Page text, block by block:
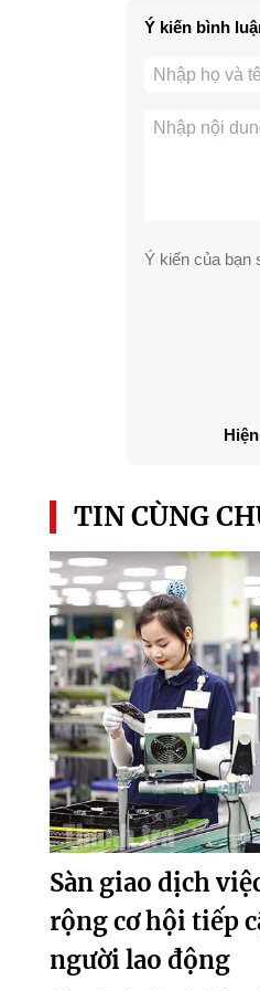
Ý kiến bình
Ý kiến của bạn
TIN CÙNG
Sàn giao dịch
rộng cơ hội tiếp
người lao động